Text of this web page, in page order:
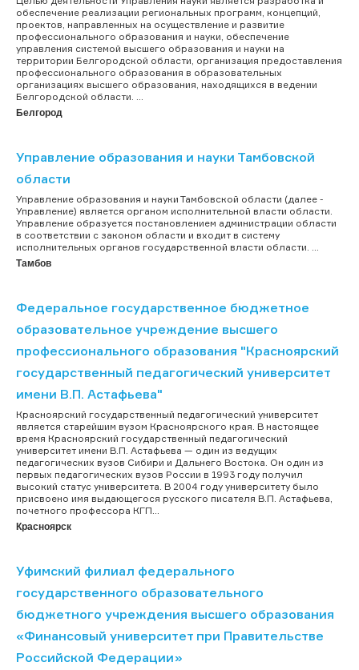
обеспечение реализации региональных программ, концепций,
проектов, направленных на осуществление и развитие
профессионального образования и науки, обеспечение
управления системой высшего образования и науки на
территории Белгородской области, организация предоставления
профессионального образования в образовательных
организациях высшего образования, находящихся в ведении
Белгородской области. ...
Белгород
Управление образования и науки Тамбовской
области
Управление образования и науки Тамбовской области (далее -
Управление) является органом исполнительной власти области.
Управление образуется постановлением администрации области
в соответствии с законом области и входит в систему
исполнительных органов государственной власти области. ...
Тамбов
Федеральное государственное бюджетное
образовательное учреждение высшего
профессионального образования "Красноярский
государственный педагогический университет
имени В.П. Астафьева"
Красноярский государственный педагогический университет
является старейшим вузом Красноярского края. В настоящее
время Красноярский государственный педагогический
университет имени В.П. Астафьева — один из ведущих
педагогических вузов Сибири и Дальнего Востока. Он один из
первых педагогических вузов России в 1993 году получил
высокий статус университета. В 2004 году университету было
присвоено имя выдающегося русского писателя В.П. Астафьева,
почетного профессора КГП...
Красноярск
Уфимский филиал федерального
государственного образовательного
бюджетного учреждения высшего образования
«Финансовый университет при Правительстве
Российской Федерации»